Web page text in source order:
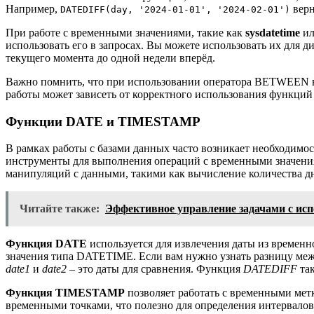
Например, DATEDIFF(day, '2024-01-01', '2024-02-01')
При работе с временными значениями, такие как sysdatetime
использовать его в запросах. Вы можете использовать их для
текущего момента до одной недели вперёд.
Важно помнить, что при использовании оператора
работы может зависеть от корректного использования
Функции DATE и TIMESTAMP
В рамках работы с базами данных часто возникает
инструменты для выполнения операций с временными
манипуляций с данными, такими как вычисление количества
Читайте также: Эффективное управление задачами с
Функция DATE используется для извлечения даты из
значения типа DATETIME. Если вам нужно узнать разницу
date1 и date2 – это даты для сравнения. Функция DATEDIFF
Функция TIMESTAMP позволяет работать с временными
временными точками, что полезно для определения